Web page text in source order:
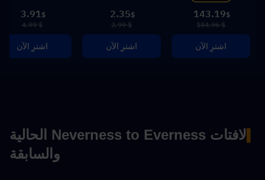
$
143.19
$ 184.96
اشترِ الآن
$
2.35
$ 2.99
اشترِ الآن
$
3.91
$ 4.99
اشترِ الآن
والسابقة